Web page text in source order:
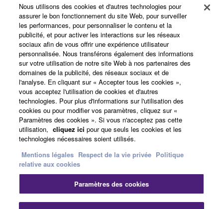
Yamaha Music ID - Enregistrement
A propos de Yamaha
France - French
Professionnel
Nous contacterConditions d'utilisation
Nous utilisons des cookies et d'autres technologies pour
assurer le bon fonctionnement du site Web, pour surveiller
les performances, pour personnaliser le contenu et la
publicité, et pour activer les interactions sur les réseaux
sociaux afin de vous offrir une expérience utilisateur
personnalisée. Nous transférons également des informations
sur votre utilisation de notre site Web à nos partenaires des
domaines de la publicité, des réseaux sociaux et de
l'analyse. En cliquant sur « Accepter tous les cookies »,
vous acceptez l'utilisation de cookies et d'autres
technologies. Pour plus d'informations sur l'utilisation des
cookies ou pour modifier vos paramètres, cliquez sur «
Paramètres des cookies ». Si vous n'acceptez pas cette
utilisation, cliquez ici pour que seuls les cookies et les
technologies nécessaires soient utilisés.
Mentions légales Respect de la vie privée Politique
relative aux cookies
Paramètres des cookies